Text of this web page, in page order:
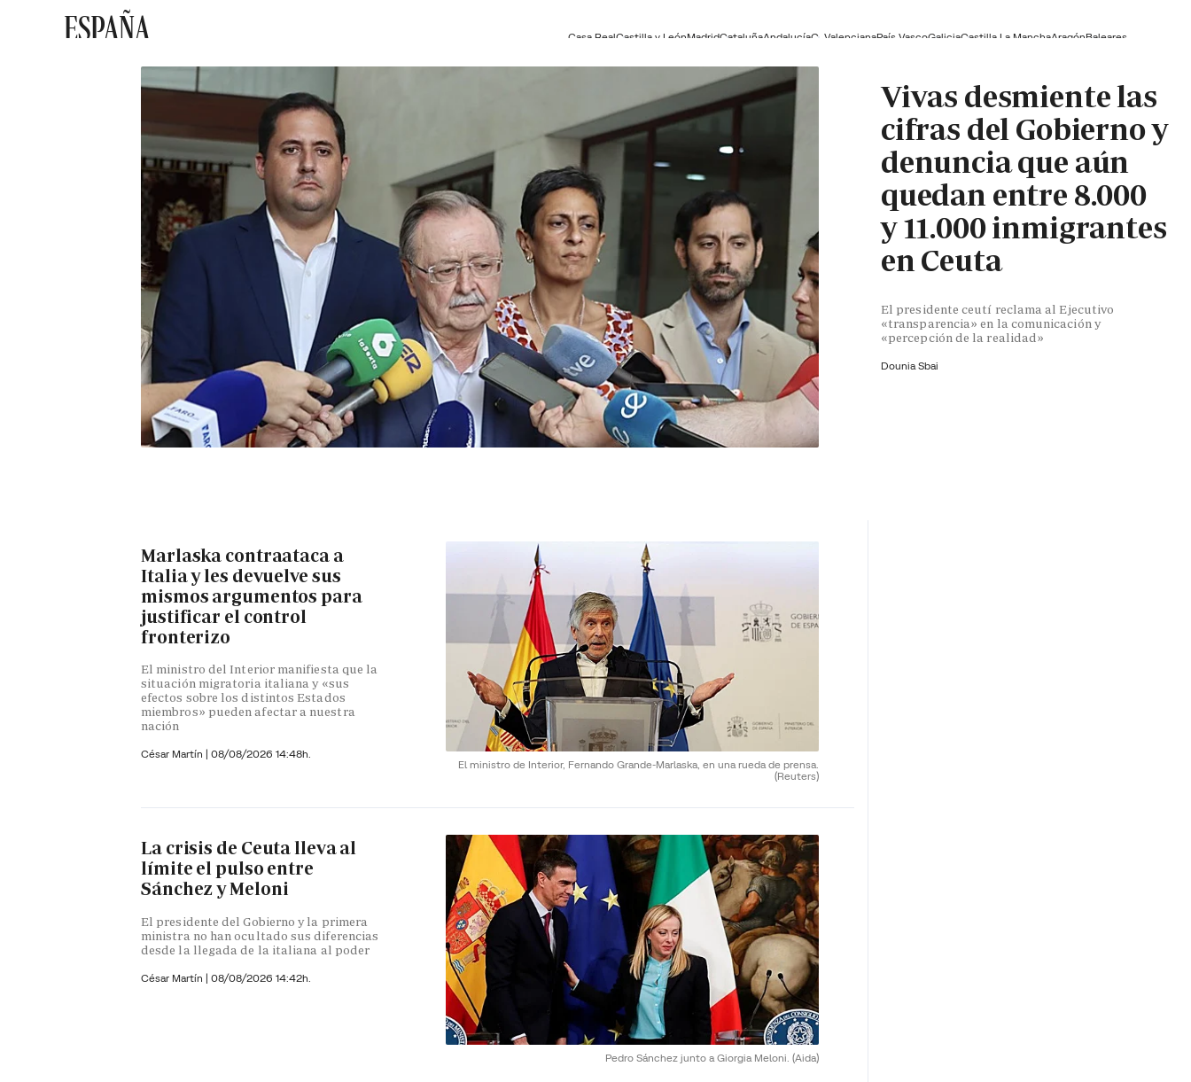
ESPAÑA Casa RealCastilla y LeónMadridCataluñaAndalucíaC. ValencianaPaís VascoGaliciaCastilla La ManchaAragónBaleares
Vivas desmiente las
cifras del Gobierno y
denuncia que aún
quedan entre 8.000
y 11.000 inmigrantes
en Ceuta
El presidente ceutí reclama al Ejecutivo
«transparencia» en la comunicación y
«percepción de la realidad»
Dounia Sbai
El ministro de Interior, Fernando Grande-Marlaska, en una rueda de prensa.
(Reuters)
Marlaska contraataca a
Italia y les devuelve sus
mismos argumentos para
justificar el control
fronterizo
El ministro del Interior manifiesta que la
situación migratoria italiana y «sus
efectos sobre los distintos Estados
miembros» pueden afectar a nuestra
nación
César Martín | 08/08/2026 14:48h.
Pedro Sánchez junto a Giorgia Meloni. (Aida)
La crisis de Ceuta lleva al
límite el pulso entre
Sánchez y Meloni
El presidente del Gobierno y la primera
ministra no han ocultado sus diferencias
desde la llegada de la italiana al poder
César Martín | 08/08/2026 14:42h.